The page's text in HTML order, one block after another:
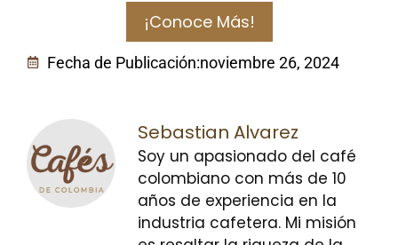
¡Conoce Más!
Fecha de Publicación:noviembre 26, 2024
Sebastian Alvarez
Soy un apasionado del café
colombiano con más de 10
años de experiencia en la
industria cafetera. Mi misión